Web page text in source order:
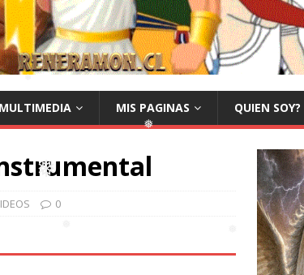
❅
❅
MULTIMEDIA MIS PAGINAS QUIEN SOY?
0